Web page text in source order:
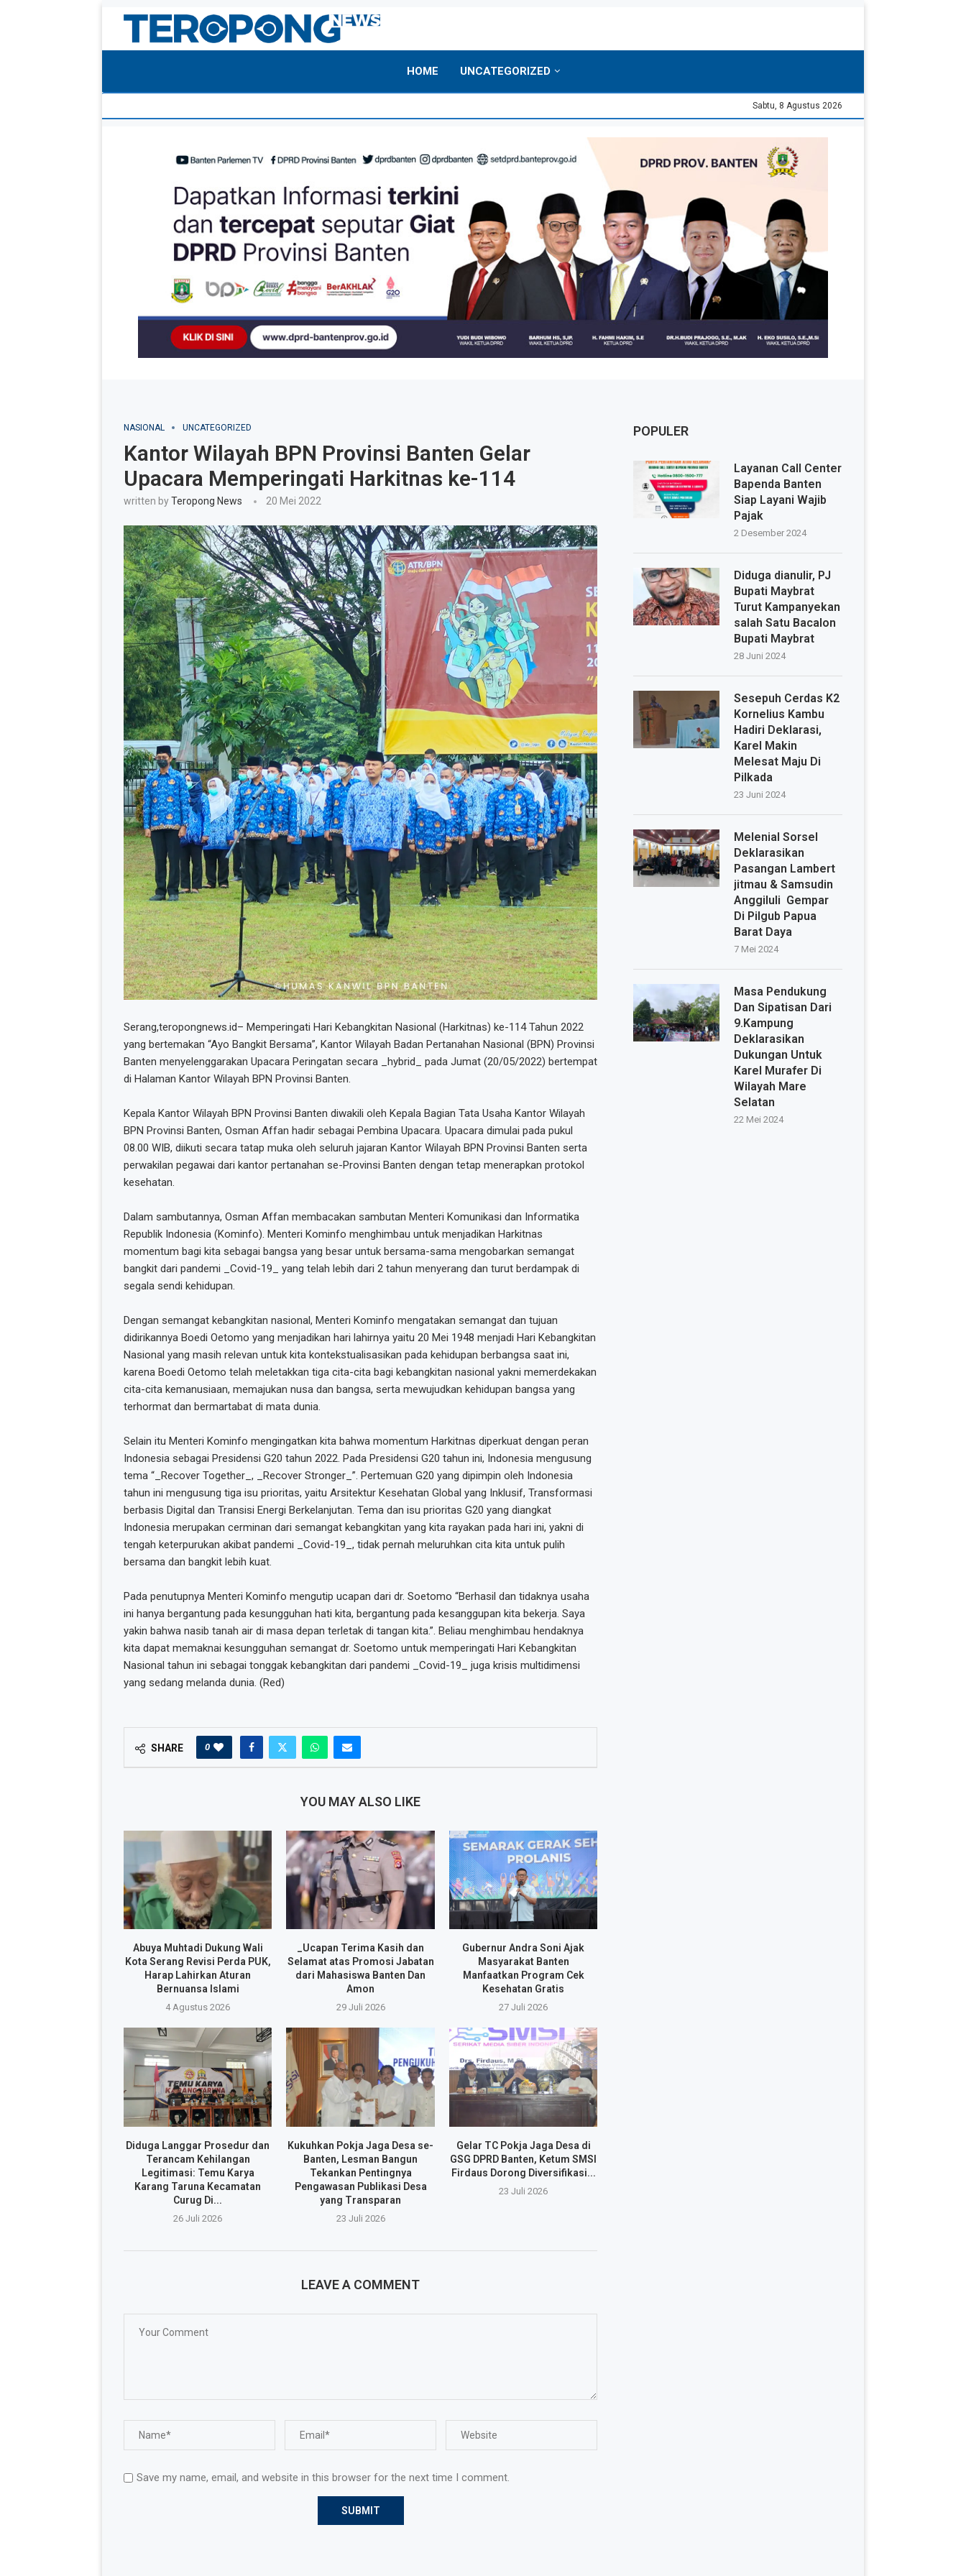
HOME UNCATEGORIZED
Sabtu, 8 Agustus 2026
NASIONAL UNCATEGORIZED
Kantor Wilayah BPN Provinsi Banten Gelar
Upacara Memperingati Harkitnas ke-114
written byTeropong News 20 Mei 2022
Serang,teropongnews.id– Memperingati Hari Kebangkitan Nasional (Harkitnas) ke-114 Tahun 2022
yang bertemakan “Ayo Bangkit Bersama”, Kantor Wilayah Badan Pertanahan Nasional (BPN) Provinsi
Banten menyelenggarakan Upacara Peringatan secara _hybrid_ pada Jumat (20/05/2022) bertempat
di Halaman Kantor Wilayah BPN Provinsi Banten.
Kepala Kantor Wilayah BPN Provinsi Banten diwakili oleh Kepala Bagian Tata Usaha Kantor Wilayah
BPN Provinsi Banten, Osman Affan hadir sebagai Pembina Upacara. Upacara dimulai pada pukul
08.00 WIB, diikuti secara tatap muka oleh seluruh jajaran Kantor Wilayah BPN Provinsi Banten serta
perwakilan pegawai dari kantor pertanahan se-Provinsi Banten dengan tetap menerapkan protokol
kesehatan.
Dalam sambutannya, Osman Affan membacakan sambutan Menteri Komunikasi dan Informatika
Republik Indonesia (Kominfo). Menteri Kominfo menghimbau untuk menjadikan Harkitnas
momentum bagi kita sebagai bangsa yang besar untuk bersama-sama mengobarkan semangat
bangkit dari pandemi _Covid-19_ yang telah lebih dari 2 tahun menyerang dan turut berdampak di
segala sendi kehidupan.
Dengan semangat kebangkitan nasional, Menteri Kominfo mengatakan semangat dan tujuan
didirikannya Boedi Oetomo yang menjadikan hari lahirnya yaitu 20 Mei 1948 menjadi Hari Kebangkitan
Nasional yang masih relevan untuk kita kontekstualisasikan pada kehidupan berbangsa saat ini,
karena Boedi Oetomo telah meletakkan tiga cita-cita bagi kebangkitan nasional yakni memerdekakan
cita-cita kemanusiaan, memajukan nusa dan bangsa, serta mewujudkan kehidupan bangsa yang
terhormat dan bermartabat di mata dunia.
Selain itu Menteri Kominfo mengingatkan kita bahwa momentum Harkitnas diperkuat dengan peran
Indonesia sebagai Presidensi G20 tahun 2022. Pada Presidensi G20 tahun ini, Indonesia mengusung
tema “_Recover Together_, _Recover Stronger_”. Pertemuan G20 yang dipimpin oleh Indonesia
tahun ini mengusung tiga isu prioritas, yaitu Arsitektur Kesehatan Global yang Inklusif, Transformasi
berbasis Digital dan Transisi Energi Berkelanjutan. Tema dan isu prioritas G20 yang diangkat
Indonesia merupakan cerminan dari semangat kebangkitan yang kita rayakan pada hari ini, yakni di
tengah keterpurukan akibat pandemi _Covid-19_, tidak pernah meluruhkan cita kita untuk pulih
bersama dan bangkit lebih kuat.
Pada penutupnya Menteri Kominfo mengutip ucapan dari dr. Soetomo “Berhasil dan tidaknya usaha
ini hanya bergantung pada kesungguhan hati kita, bergantung pada kesanggupan kita bekerja. Saya
yakin bahwa nasib tanah air di masa depan terletak di tangan kita.”. Beliau menghimbau hendaknya
kita dapat memaknai kesungguhan semangat dr. Soetomo untuk memperingati Hari Kebangkitan
Nasional tahun ini sebagai tonggak kebangkitan dari pandemi _Covid-19_ juga krisis multidimensi
yang sedang melanda dunia. (Red)
SHARE 0
YOU MAY ALSO LIKE
Abuya Muhtadi Dukung Wali
Kota Serang Revisi Perda PUK,
Harap Lahirkan Aturan
Bernuansa Islami
4 Agustus 2026
_Ucapan Terima Kasih dan
Selamat atas Promosi Jabatan
dari Mahasiswa Banten Dan
Amon
29 Juli 2026
Gubernur Andra Soni Ajak
Masyarakat Banten
Manfaatkan Program Cek
Kesehatan Gratis
27 Juli 2026
Diduga Langgar Prosedur dan
Terancam Kehilangan
Legitimasi: Temu Karya
Karang Taruna Kecamatan
Curug Di...
26 Juli 2026
Kukuhkan Pokja Jaga Desa se-
Banten, Lesman Bangun
Tekankan Pentingnya
Pengawasan Publikasi Desa
yang Transparan
23 Juli 2026
Gelar TC Pokja Jaga Desa di
GSG DPRD Banten, Ketum SMSI
Firdaus Dorong Diversifikasi...
23 Juli 2026
LEAVE A COMMENT
Save my name, email, and website in this browser for the next time I comment.
POPULER
Layanan Call Center
Bapenda Banten
Siap Layani Wajib
Pajak
2 Desember 2024
Diduga dianulir, PJ
Bupati Maybrat
Turut Kampanyekan
salah Satu Bacalon
Bupati Maybrat
28 Juni 2024
Sesepuh Cerdas K2
Kornelius Kambu
Hadiri Deklarasi,
Karel Makin
Melesat Maju Di
Pilkada
23 Juni 2024
Melenial Sorsel
Deklarasikan
Pasangan Lambert
jitmau & Samsudin
Anggiluli Gempar
Di Pilgub Papua
Barat Daya
7 Mei 2024
Masa Pendukung
Dan Sipatisan Dari
9.Kampung
Deklarasikan
Dukungan Untuk
Karel Murafer Di
Wilayah Mare
Selatan
22 Mei 2024